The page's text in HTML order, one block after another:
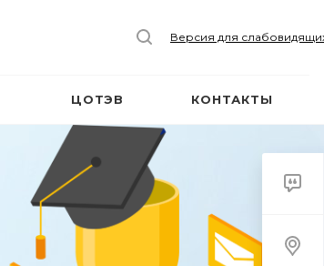
Версия для
ЦОТЭВ КОНТАКТЫ